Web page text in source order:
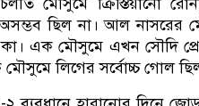
অসম্ভব ছিল না। আল নাসরের
এক মৌসুমে এখন সৌদি
লিগের সর্বোচ্চ গোল